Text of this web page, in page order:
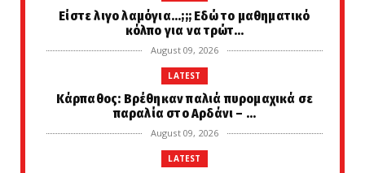
Είστε λιγο λαμόγια...;;; Εδώ το μαθηματικό
κόλπο για να τρώτ...
August 09, 2026
LATEST
Κάρπαθος: Βρέθηκαν παλιά πυρομαχικά σε
παραλία στο Αρδάνι – ...
August 09, 2026
LATEST